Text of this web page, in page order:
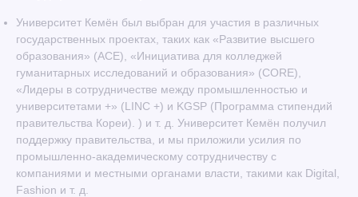
Университет Кемён был выбран для участия в различных
государственных проектах, таких как «Развитие высшего
образования» (ACE), «Инициатива для колледжей
гуманитарных исследований и образования» (CORE),
«Лидеры в сотрудничестве между промышленностью и
университетами +» (LINC +) и KGSP (Программа стипендий
правительства Кореи). ) и т. д. Университет Кемён получил
поддержку правительства, и мы приложили усилия по
промышленно-академическому сотрудничеству с
компаниями и местными органами власти, такими как Digital,
Fashion и т. д.